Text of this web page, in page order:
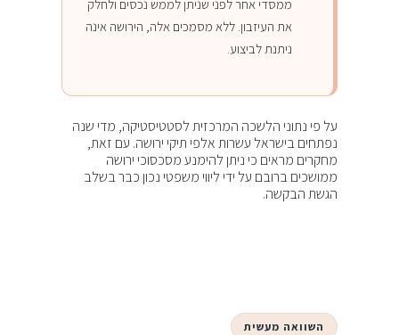
ממסדי אחר לפני שניתן לממש נכסים ולחלק
את העיזבון. ללא מסמכים אלה, הירושה אינה
ניתנת לביצוע.
על פי נתוני הלשכה המרכזית לסטטיסטיקה, מדי שנה
נפתחים בישראל עשרות אלפי תיקי ירושה. עם זאת,
מחקרים מראים כי ניתן להימנע מסכסוכי ירושה
ממושכים ברובם על ידי ליווי משפטי נכון כבר בשלב
הגשת הבקשה.
השוואה מעשית